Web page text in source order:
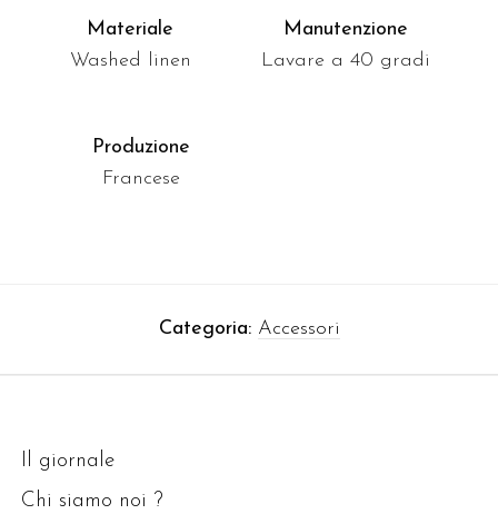
Materiale
Washed linen
Manutenzione
Lavare a 40 gradi
Produzione
Francese
Categoria: Accessori
Il giornale
Chi siamo noi ?